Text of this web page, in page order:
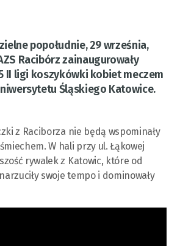
popołudnie, 29 września,
Racibórz zainaugurowały
II ligi koszykówki kobiet meczem
Śląskiego Katowice.
z Raciborza nie będą wspominały
W hali przy ul. Łąkowej
rywalek z Katowic, które od
swoje tempo i dominowały